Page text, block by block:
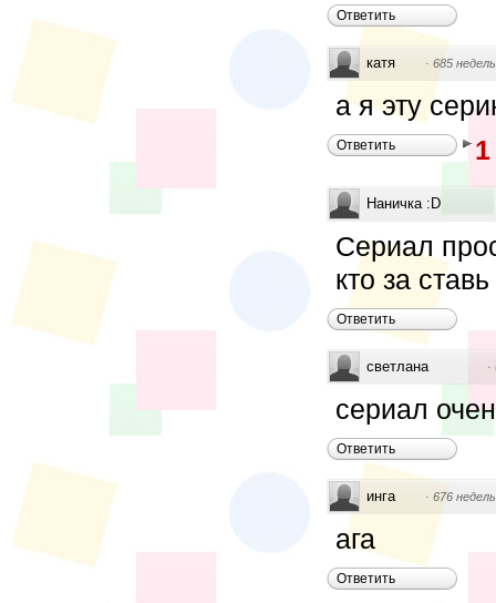
Ответить
катя · 685
а я эту
Ответить
Наничка :D
Сериал
кто за
Ответить
светлана ·
сериал
Ответить
инга · 676
ага
Ответить